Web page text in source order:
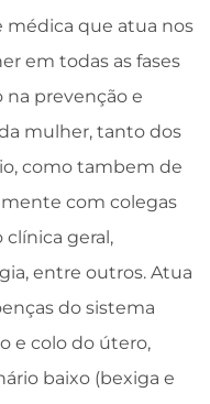
médica que atua nos
em todas as fases
na prevenção e
mulher, tanto dos
como tambem de
com colegas
clínica geral,
entre outros. Atua
do sistema
e colo do útero,
baixo (bexiga e